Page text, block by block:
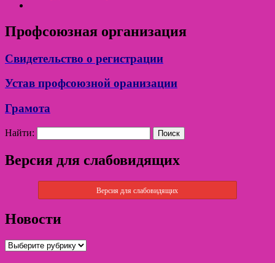
Профсоюзная организация
Свидетельство о регистрации
Устав профсоюзной оранизации
Грамота
Найти:
Версия для слабовидящих
Версия для слабовидящих
Новости